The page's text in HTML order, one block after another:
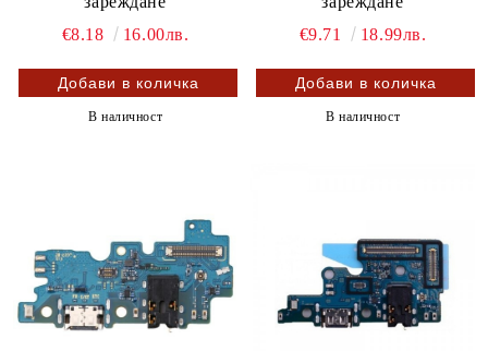
€8.18
16.00лв.
В наличност
€9.71
18.99лв.
В наличност